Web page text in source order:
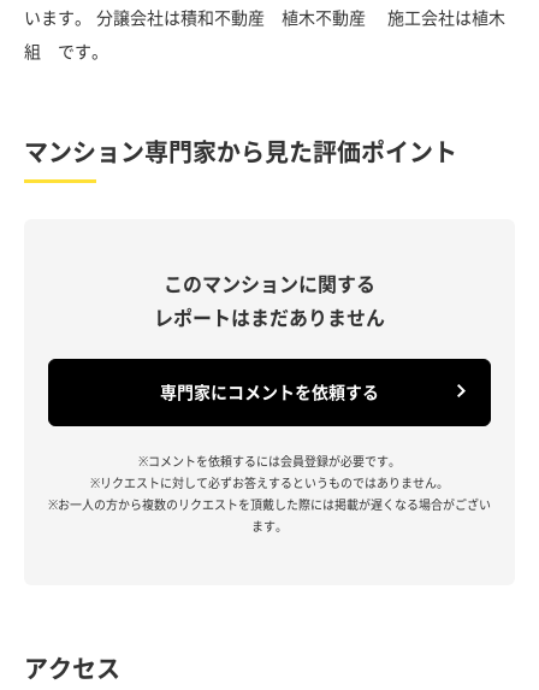
います。 分譲会社は積和不動産 植木不動産 施工会社は植木
組 です。
マンション専門家から見た評価ポイント
このマンションに関する
レポートはまだありません
専門家にコメントを依頼する
※コメントを依頼するには会員登録が必要です。
※リクエストに対して必ずお答えするというものではありません。
※お一人の方から複数のリクエストを頂戴した際には掲載が遅くなる場合がござい
ます。
アクセス